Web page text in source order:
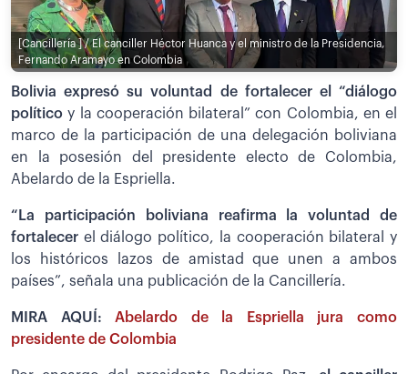
[Cancillería ] / El canciller Héctor Huanca y el ministro de la Presidencia,
Fernando Aramayo en Colombia
Bolivia expresó su voluntad de fortalecer el “diálogo
políticoy la cooperación bilateral” con Colombia, en el
marco de la participación de una delegación boliviana
en la posesión del presidente electo de Colombia,
Abelardo de la Espriella.
“La participación boliviana reafirma la voluntad de
fortalecer el diálogo político, la cooperación bilateral y
los históricos lazos de amistad que unen a ambos
países”, señala una publicación de la Cancillería.
MIRA AQUÍ:Abelardo de la Espriella jura como
presidente de Colombia